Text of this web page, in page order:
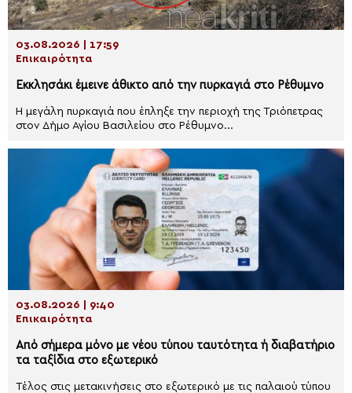
03.08.2026 | 17:59
Επικαιρότητα
Εκκλησάκι έμεινε άθικτο από την πυρκαγιά στο Ρέθυμνο
Η μεγάλη πυρκαγιά που έπληξε την περιοχή της Τριόπετρας
στον Δήμο Αγίου Βασιλείου στο Ρέθυμνο...
03.08.2026 | 9:40
Επικαιρότητα
Από σήμερα μόνο με νέου τύπου ταυτότητα ή διαβατήριο
τα ταξίδια στο εξωτερικό
Τέλος στις μετακινήσεις στο εξωτερικό με τις παλαιού τύπου